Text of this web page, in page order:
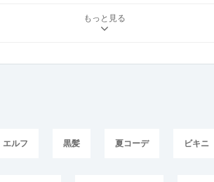
もっと見る
エルフ 黒髪 夏コーデ ビキニ